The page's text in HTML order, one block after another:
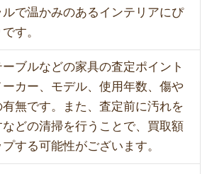
ルで温かみのあるインテリアにぴ
す。
ーブルなどの家具の査定ポイント
ーカー、モデル、使用年数、傷や
有無です。また、査定前に汚れを
などの清掃を行うことで、買取額
する可能性がございます。